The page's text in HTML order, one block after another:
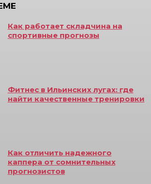
Как работает складчина на
спортивные прогнозы
Фитнес в Ильинских лугах: где
найти качественные тренировки
Как отличить надежного
каппера от сомнительных
прогнозистов